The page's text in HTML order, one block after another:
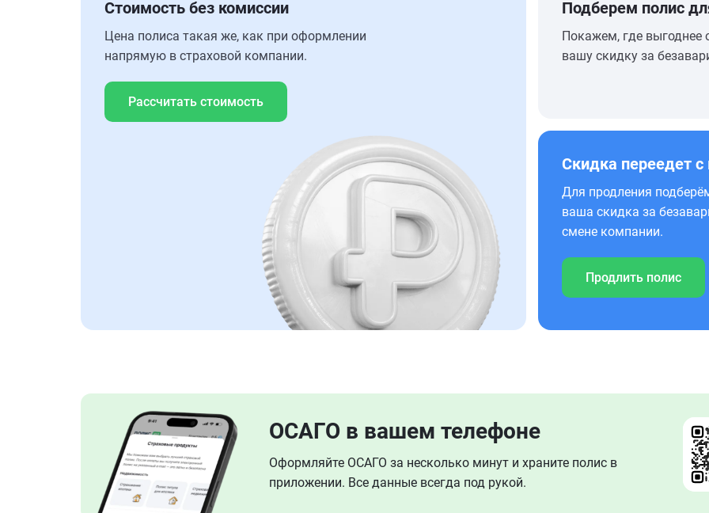
Стоимость без комиссии
Цена полиса такая же, как при оформлении
напрямую в страховой компании.
Рассчитать стоимость
Подберем полис
Покажем, где выгоднее
вашу скидку за
Скидка переедет с
Для продления
ваша скидка за
смене компании.
Продлить полис
ОСАГО в вашем телефоне
Оформляйте ОСАГО за несколько минут и храните полис в
приложении. Все данные всегда под рукой.